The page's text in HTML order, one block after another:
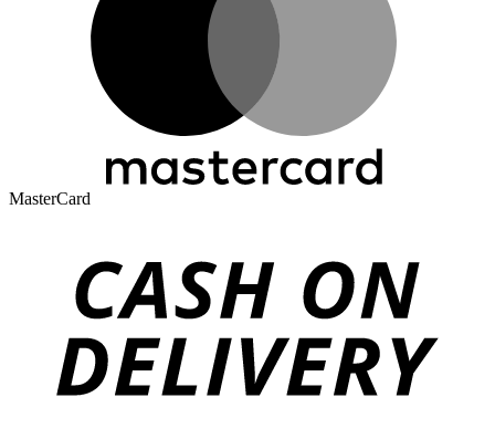
MasterCard